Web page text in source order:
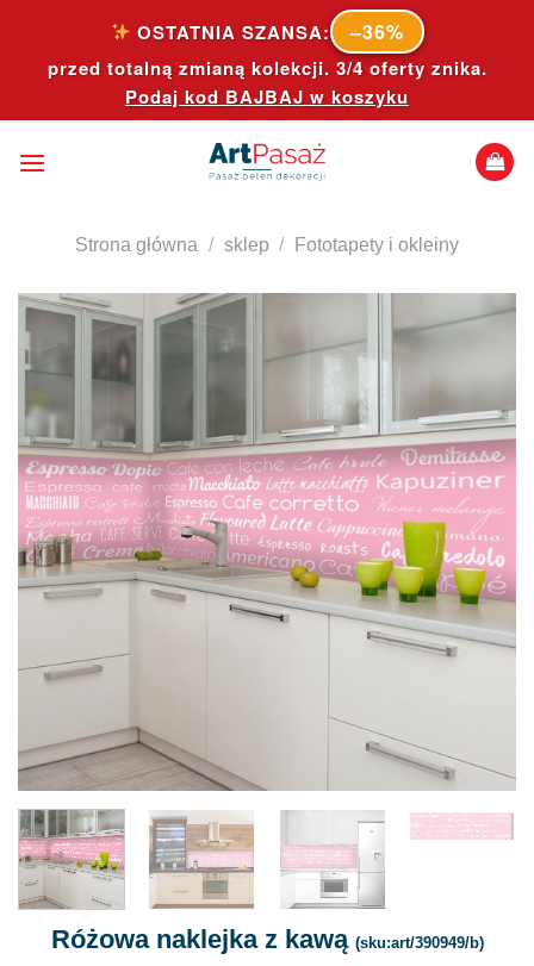
content
OSTATNIA SZANSA: –36%
przed totalną zmianą kolekcji. 3/4 oferty znika.
Podaj kod BAJBAJ w koszyku
Strona główna / sklep / Fototapety i okleiny
Różowa naklejka z kawą (sku:art/390949/b)